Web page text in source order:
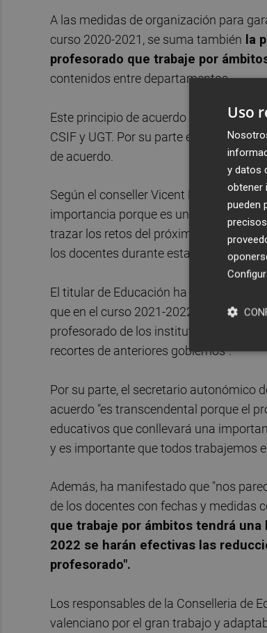
A las medidas de organización para
curso 2020-2021, se suma también la
profesorado que trabaje por
contenidos entre departamentos.
Este principio de acuerdo ha sido
CSIF y UGT. Por su parte el sindicato
de acuerdo.
Según el conseller Vicent Marzà, "este
importancia porque es un ejemplo de
trazar los retos del próximo curso sin
los docentes durante esta legislatura".
El titular de Educación ha añadido que
que en el curso 2021-2022 los
profesorado de los institutos de 19 a
recortes de anteriores gobiernos".
Por su parte, el secretario autonómico
acuerdo "es transcendental porque el
educativos que conllevará una
y es importante que todos trabajemos
Además, ha manifestado que "nos
de los docentes con fechas y medidas
que trabaje por ámbitos tendrá
2022 se harán efectivas las
profesorado".
Los responsables de la Conselleria de
valenciano por el gran trabajo y
Uso
y datos
obtener
pueden